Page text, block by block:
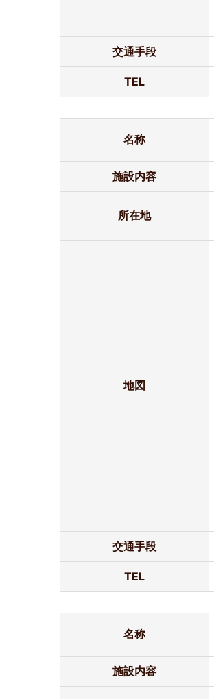
交通手段
TEL
名称
施設内容
所在地
地図
交通手段
TEL
名称
施設内容